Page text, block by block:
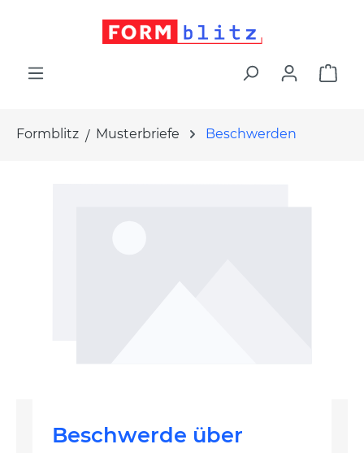
Formblitz Musterbriefe Beschwerden
Beschwerde über